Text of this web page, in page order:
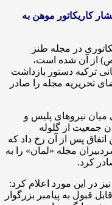
کاریکاتور موهن به
در مجله طنز
(ص) از آن شده است،
ترکیه دستور بازداشت
تحریریه مجله را صادر
میان نیروهای پلیس و
جمعیت از گلوله
اتفاق پس از آن رخ داد که
مجله «لمان» را به
کرد.
در این مورد اعلام کرد:
قبول به پیامبر بزرگوار